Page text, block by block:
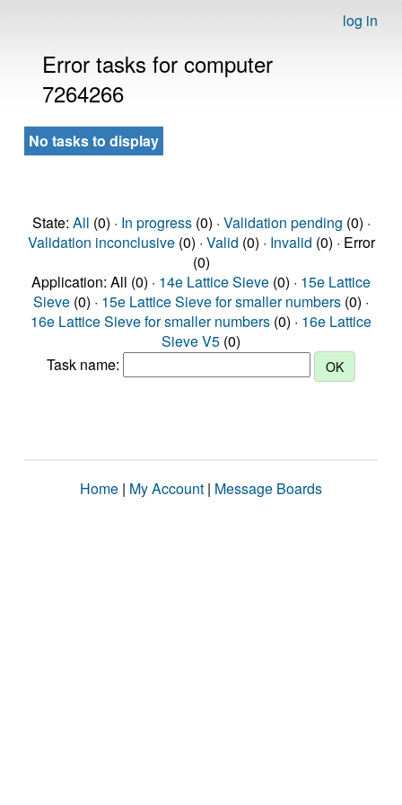
log in
Error tasks for computer
7264266
No tasks to display
State: All (0) · In progress(0) · Validation pending (0) ·
Validation inconclusive(0) · Valid (0) · Invalid (0) · Error
(0)
Application: All (0) · 14e Lattice Sieve (0) · 15e Lattice
Sieve (0) · 15e Lattice Sieve for smaller numbers (0) ·
16e Lattice Sieve for smaller numbers (0) · 16e Lattice
Sieve V5 (0)
Task name:
Home | My Account | Message Boards